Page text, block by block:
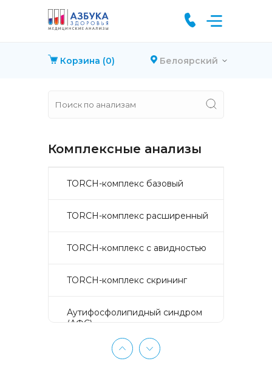
Корзина (0) Белоярский
Комплексные анализы
TORCH-комплекс базовый
TORCH-комплекс расширенный
TORCH-комплекс с авидностью
TORCH-комплекс скрининг
Аyтифосфолипидный синдром
(АФС)
БЕЗ ЛИШНИХ ПРОБЛЕМ